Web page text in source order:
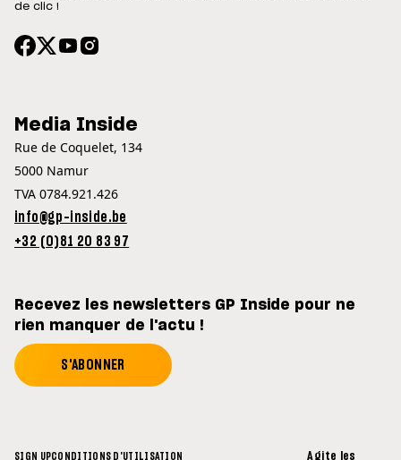
de clic !
Media Inside
Rue de Coquelet, 134
5000 Namur
TVA 0784.921.426
info@gp-inside.be
+32 (0)81 20 83 97
Recevez les newsletters GP Inside pour ne
rien manquer de l'actu !
S'ABONNER
SIGN UPCONDITIONS D'UTILISATION Agite les